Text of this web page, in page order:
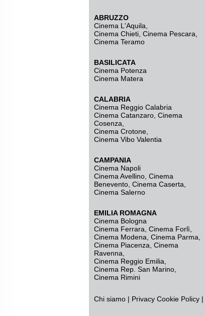
ABRUZZO
Cinema L'Aquila
Cinema Chieti, Cinema Pescara,
Cinema Teramo
BASILICATA
Cinema Potenza
Cinema Matera
CALABRIA
Cinema Reggio Calabria
Cinema Catanzaro Cinema
Cosenza
Cinema Crotone
Cinema Vibo Valentia
CAMPANIA
Cinema Napoli
Cinema Avellino Cinema
Benevento Cinema Caserta
Cinema Salerno
EMILIA ROMAGNA
Cinema Bologna
Cinema Ferrara Cinema Forlì
Cinema Modena Cinema Parma
Cinema Piacenza Cinema
Ravenna
Cinema Reggio Emilia
Cinema Rep. San Marino
Cinema Rimini
Chi siamo | Privacy Cookie Policy |